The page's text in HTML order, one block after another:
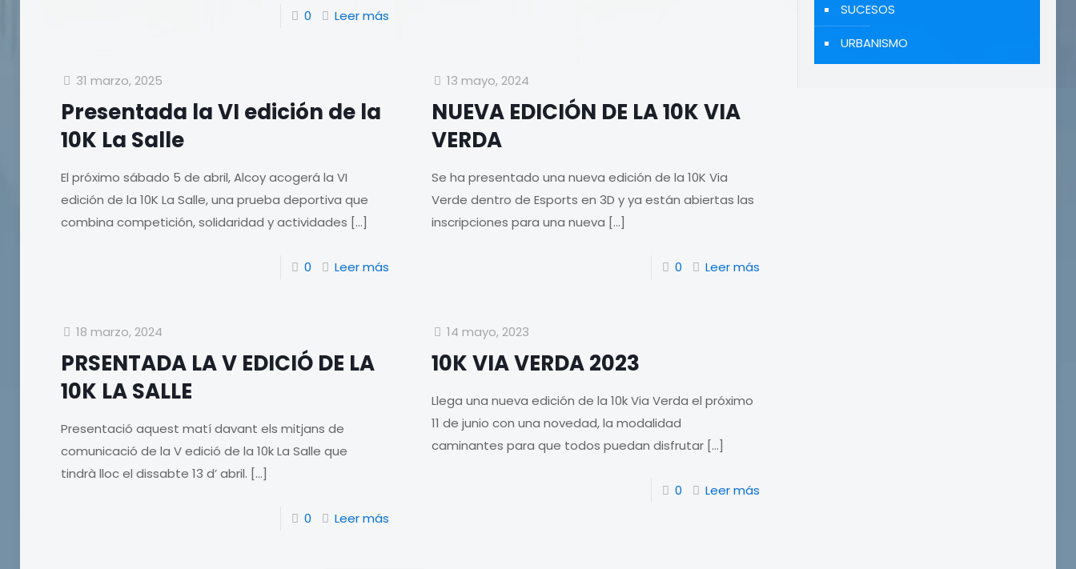
0 Leer más
31 marzo, 2025
Presentada la VI edición de la
10K La Salle
El próximo sábado 5 de abril, Alcoy acogerá la VI
edición de la 10K La Salle, una prueba deportiva que
combina competición, solidaridad y actividades […]
0 Leer más
13 mayo, 2024
NUEVA EDICIÓN DE LA 10K VIA
VERDA
Se ha presentado una nueva edición de la 10K Via
Verde dentro de Esports en 3D y ya están abiertas las
inscripciones para una nueva […]
0 Leer más
18 marzo, 2024
PRSENTADA LA V EDICIÓ DE LA
10K LA SALLE
Presentació aquest matí davant els mitjans de
comunicació de la V edició de la 10k La Salle que
tindrà lloc el dissabte 13 d’ abril. […]
0 Leer más
14 mayo, 2023
10K VIA VERDA 2023
Llega una nueva edición de la 10k Via Verda el próximo
11 de junio con una novedad, la modalidad
caminantes para que todos puedan disfrutar […]
0 Leer más
SUCESOS
URBANISMO